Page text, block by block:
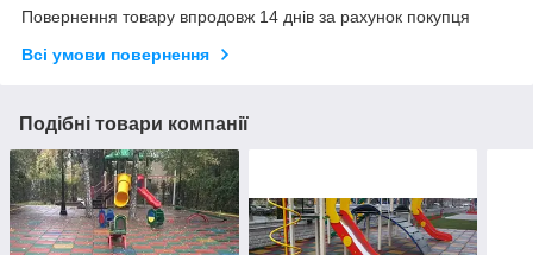
Повернення товару впродовж 14 днів за рахунок покупця
Всі умови повернення
Подібні товари компанії